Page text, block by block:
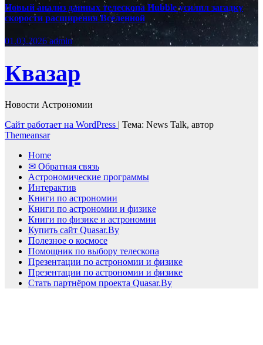
Новый анализ данных телескопа Hubble усилил загадку
скорости расширения Вселенной
01.03.2026admin
Квазар
Новости Астрономии
Сайт работает на WordPress | Тема: News Talk, автор
Themeansar
Home
✉ Обратная связь
Астрономические программы
Интерактив
Книги по астрономии
Книги по астрономии и физике
Книги по физике и астрономии
Купить сайт Quasar.By
Полезное о космосе
Помощник по выбору телескопа
Презентации по астрономии и физике
Презентации по астрономии и физике
Стать партнёром проекта Quasar.By